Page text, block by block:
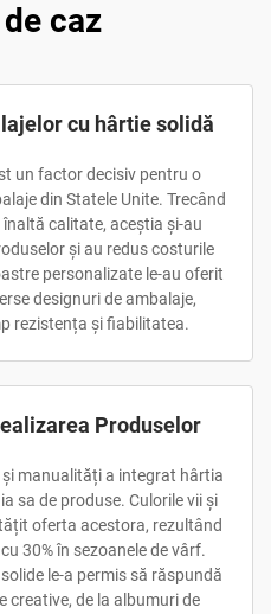
caz
cu hârtie solidă
un factor decisiv pentru o
din Statele Unite. Trecând
calitate, aceștia și-au
și au redus costurile
personalizate le-au oferit
designuri de ambalaje,
rezistența și fiabilitatea.
Produselor
manualități a integrat hârtia
sa de produse. Culorile vii și
oferta acestora, rezultând
30% în sezoanele de vârf.
le-a permis să răspundă
creative, de la albumuri de